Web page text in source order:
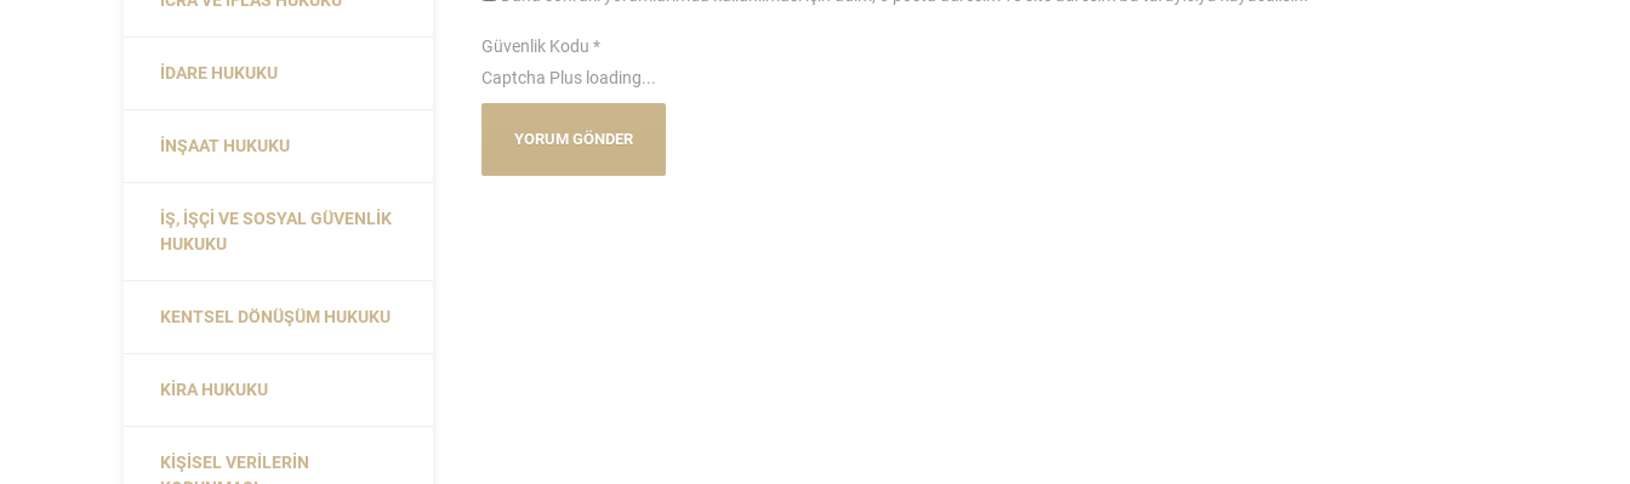
Güvenlik Kodu *
Captcha Plus loading...
İDARE HUKUKU
İNŞAAT HUKUKU
İŞ, İŞÇI VE SOSYAL GÜVENLIK
HUKUKU
KENTSEL DÖNÜŞÜM HUKUKU
KIRA HUKUKU
KIŞISEL VERILERIN